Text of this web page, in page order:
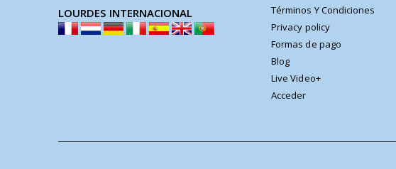
LOURDES INTERNACIONAL
Términos Y Condiciones
Privacy policy
Formas de pago
Blog
Live Video+
Acceder